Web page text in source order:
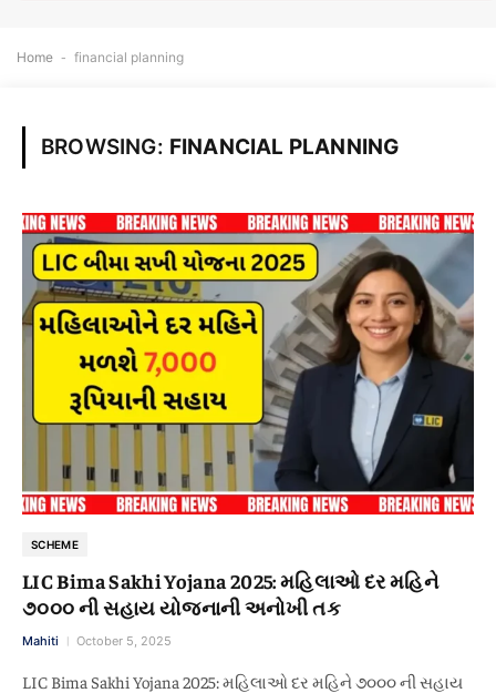
Home - financial planning
BROWSING: FINANCIAL PLANNING
SCHEME
LIC Bima Sakhi Yojana 2025: મહિલાઓ દર મહિને
૭૦૦૦ ની સહાય યોજનાની અનોખી તક
Mahiti October 5, 2025
LIC Bima Sakhi Yojana 2025: મહિલાઓ દર મહિને ૭૦૦૦ ની સહાય